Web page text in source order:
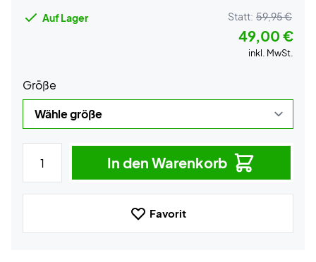
Auf Lager Statt: 59,95 €
49,00 €
inkl. MwSt.
Größe
In den Warenkorb
Favorit